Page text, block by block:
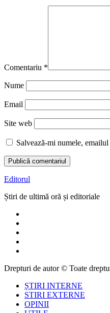
Comentariu *
Nume
Email
Site web
Salvează-mi numele,
Editorul
Știri de ultimă oră și editoriale
Drepturi de autor © Toate
ȘTIRI INTERNE
STIRI EXTERNE
OPINII